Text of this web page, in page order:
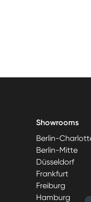
Showrooms
Berlin-
Berlin-Mitte
Düsseldorf
Frankfurt
Freiburg
Hamburg